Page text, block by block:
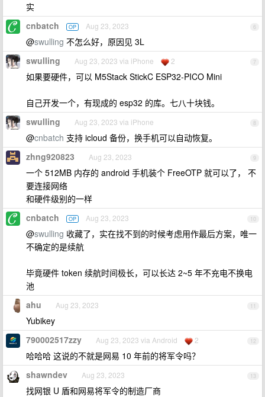
实
6
cnbatch OP Aug 23, 2023
@swulling 不怎么好，原因见 3L
7
swulling Aug 23, 2023 via iPhone 2
如果要硬件，可以 M5Stack StickC ESP32-PICO Mini
自己开发一个，有现成的 esp32 的库。七八十块钱。
8
swulling Aug 23, 2023 via iPhone
@cnbatch 支持 icloud 备份，换手机可以自动恢复。
9
zhng920823 Aug 23, 2023
一个 512MB 内存的 android 手机装个 FreeOTP 就可以了， 不
要连接网络
和硬件级别的一样
10
cnbatch OP Aug 23, 2023
@swulling 收藏了，实在找不到的时候考虑用作最后方案，唯一
不确定的是续航
毕竟硬件 token 续航时间极长，可以长达 2~5 年不充电不换电
池
11
ahu Aug 23, 2023
Yubikey
12
790002517zzy Aug 23, 2023 via Android 2
哈哈哈 这说的不就是网易 10 年前的将军令吗？
13
shawndev Aug 23, 2023
找网银 U 盾和网易将军令的制造厂商